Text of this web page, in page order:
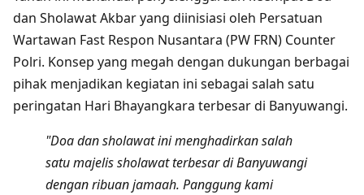
dan Sholawat Akbar yang diinisiasi oleh Persatuan
Wartawan Fast Respon Nusantara (PW FRN) Counter
Polri. Konsep yang megah dengan dukungan berbagai
pihak menjadikan kegiatan ini sebagai salah satu
peringatan Hari Bhayangkara terbesar di Banyuwangi.
"Doa dan sholawat ini menghadirkan salah
satu majelis sholawat terbesar di Banyuwangi
dengan ribuan jamaah. Panggung kami